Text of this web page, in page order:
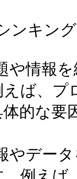
ンキン
情報を
ば、
的な
データ